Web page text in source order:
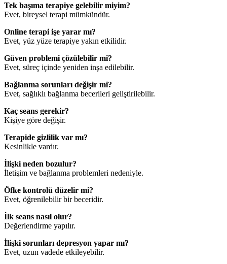
Tek başıma terapiye gelebilir miyim?
Evet, bireysel terapi mümkündür.
Online terapi işe yarar mı?
Evet, yüz yüze terapiye yakın etkilidir.
Güven problemi çözülebilir mi?
Evet, süreç içinde yeniden inşa edilebilir.
Bağlanma sorunları değişir mi?
Evet, sağlıklı bağlanma becerileri geliştirilebilir.
Kaç seans gerekir?
Kişiye göre değişir.
Terapide gizlilik var mı?
Kesinlikle vardır.
İlişki neden bozulur?
İletişim ve bağlanma problemleri nedeniyle.
Öfke kontrolü düzelir mi?
Evet, öğrenilebilir bir beceridir.
İlk seans nasıl olur?
Değerlendirme yapılır.
İlişki sorunları depresyon yapar mı?
Evet, uzun vadede etkileyebilir.